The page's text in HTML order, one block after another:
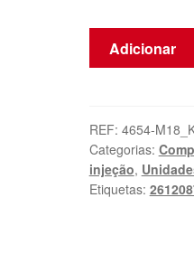
Quantidade
1.0i
1KR
0261208702
89661-
Adicionar
REF: 4654-
Categorias:
injeção,
Etiquetas: